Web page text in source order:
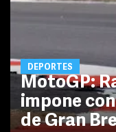
DEPORTES
MotoGP:
impone
de Gran